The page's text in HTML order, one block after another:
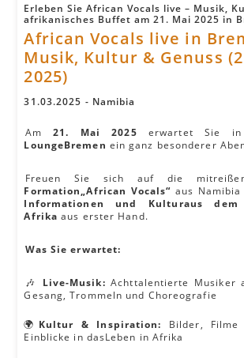
Erleben Sie African Vocals live – Musik,
afrikanisches Buffet am 21. Mai 2025 in
African Vocals live in
Musik, Kultur & Genuss
2025)
31 .03.2025 - Namibia
Am21. Mai 2025 erwartet Sie
LoungeBremen ein ganz besonderer
Freuen Sie sich auf die
Formation„African Vocals“ aus
Informationen und Kulturaus dem
Afrika aus erster Hand.
Was Sie erwartet:
🎶 Live-Musik: Achttalentierte Musiker
Gesang, Trommeln und Choreografie
🌍 Kultur & Inspiration: Bilder, Filme
Einblicke in dasLeben in Afrika